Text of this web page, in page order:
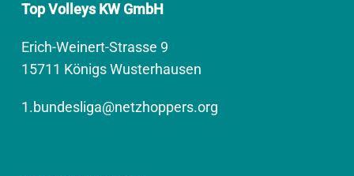
Top Volleys KW GmbH
Erich-Weinert-Strasse 9
15711 Königs Wusterhausen
1.bundesliga@netzhoppers.org